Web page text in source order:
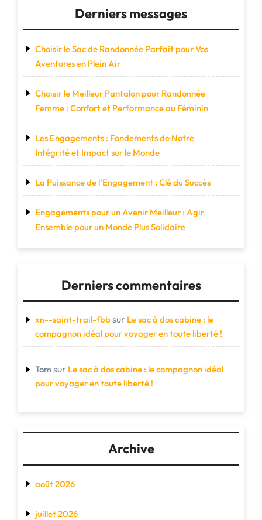
Derniers messages
Choisir le Sac de Randonnée Parfait pour Vos
Aventures en Plein Air
Choisir le Meilleur Pantalon pour Randonnée
Femme : Confort et Performance au Féminin
Les Engagements : Fondements de Notre
Intégrité et Impact sur le Monde
La Puissance de l’Engagement : Clé du Succès
Engagements pour un Avenir Meilleur : Agir
Ensemble pour un Monde Plus Solidaire
Derniers commentaires
xn--saint-trail-fbbsur Le sac à dos cabine : le
compagnon idéal pour voyager en toute liberté !
Tom sur Le sac à dos cabine : le compagnon idéal
pour voyager en toute liberté !
Archive
août 2026
juillet 2026